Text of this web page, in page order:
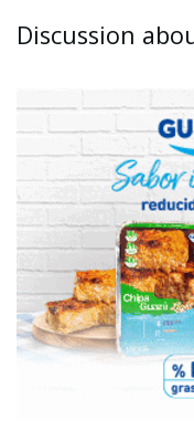
Discussion